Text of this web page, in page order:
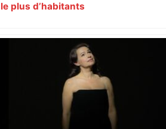
le plus d’habitants